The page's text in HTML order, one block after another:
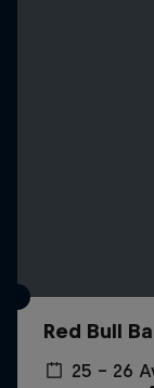
Red Bull
25 – 26